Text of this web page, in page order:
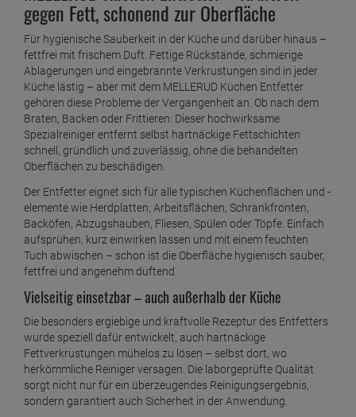
1 Liter =
Mellerud Grabstein Reiniger 500 ml
ab6,99 €
1 Liter =13, 98 €
Mellerud Kaffeemaschinen Entkalker 500ml
ab5,49€
1 Liter = 10,98 €
Mellerud Kalk und Rost Löser 500 ml
ab5,29
1 Liter =10,58 €
Mellerud Kamin und Ofenglas Reiniger
Sprühflasche 500 ml
ab8,59€
1 Liter =17,18 €
Mellerud Küchen Entfetter 1 L Nachfüller
ab6,79€
1 Liter =6, 79 €
Mellerud Kunststoff Reiniger 500 ml
ab5,39€
1 Liter =10,78 €
Mellerud Laminat Reiniger & Pflege 1 Liter
gegen Fett, schonend zur Oberfläche
Für hygienische Sauberkeit in der Küche und darüber hinaus –
fettfrei mit frischem Duft. Fettige Rückstände, schmierige
Ablagerungen und eingebrannte Verkrustungen sind in jeder
Küche lästig – aber mit dem MELLERUD Küchen Entfetter
gehören diese Probleme der Vergangenheit an. Ob nach dem
Braten, Backen oder Frittieren: Dieser hochwirksame
Spezialreiniger entfernt selbst hartnäckige Fettschichten
schnell, gründlich und zuverlässig, ohne die behandelten
Oberflächen zu beschädigen.
Der Entfetter eignet sich für alle typischen Küchenflächen und -
elemente wie Herdplatten, Arbeitsflächen, Schrankfronten,
Backöfen, Abzugshauben, Fliesen, Spülen oder Töpfe. Einfach
aufsprühen, kurz einwirken lassen und mit einem feuchten
Tuch abwischen – schon ist die Oberfläche hygienisch sauber,
fettfrei und angenehm duftend.
Vielseitig einsetzbar – auch außerhalb der Küche
Die besonders ergiebige und kraftvolle Rezeptur des Entfetters
wurde speziell dafür entwickelt, auch hartnäckige
Fettverkrustungen mühelos zu lösen – selbst dort, wo
herkömmliche Reiniger versagen. Die laborgeprüfte Qualität
sorgt nicht nur für ein überzeugendes Reinigungsergebnis,
sondern garantiert auch Sicherheit in der Anwendung.